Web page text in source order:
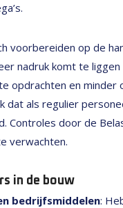
voorbereiden op de
nadruk komt te
opdrachten en minder
dat als regulier
Controles door de
verwachten.
in de bouw
bedrijfsmiddelen: